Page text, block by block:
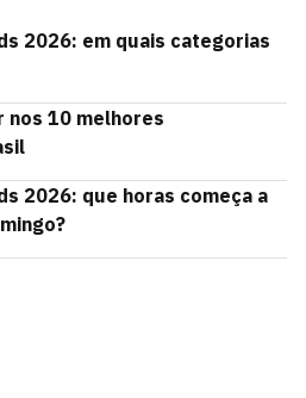
2026: em quais categorias
nos 10 melhores
2026: que horas começa a